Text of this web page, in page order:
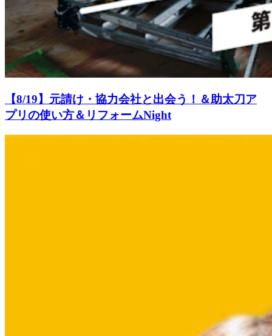
【8/19】元請け・協力会社と出会う！＆助太刀ア
プリの使い方＆リフォームNight